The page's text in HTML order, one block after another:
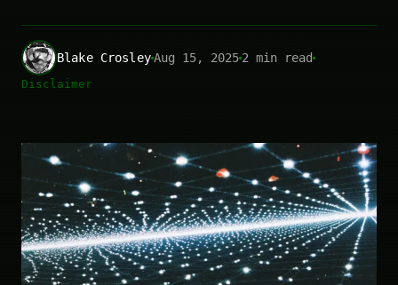
Blake CrosleyAug 15, 20252 min read
Disclaimer